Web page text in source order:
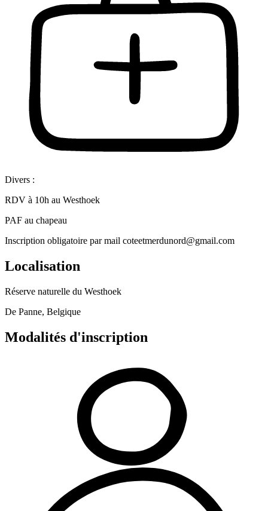
Divers :
RDV à 10h au Westhoek
PAF au chapeau
Inscription obligatoire par mail coteetmerdunord@gmail.com
Localisation
Réserve naturelle du Westhoek
De Panne, Belgique
Modalités d'inscription